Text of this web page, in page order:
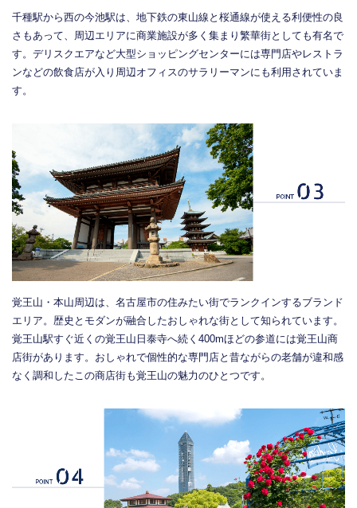
千種駅から西の今池駅は、地下鉄の東山線と桜通線が使える利便性の良
さもあって、周辺エリアに商業施設が多く集まり繁華街としても有名で
す。デリスクエアなど大型ショッピングセンターには専門店やレストラ
ンなどの飲食店が入り周辺オフィスのサラリーマンにも利用されていま
す。
覚王山・本山周辺は、名古屋市の住みたい街でランクインするブランド
エリア。歴史とモダンが融合したおしゃれな街として知られています。
覚王山駅すぐ近くの覚王山日泰寺へ続く400mほどの参道には覚王山商
店街があります。おしゃれで個性的な専門店と昔ながらの老舗が違和感
なく調和したこの商店街も覚王山の魅力のひとつです。